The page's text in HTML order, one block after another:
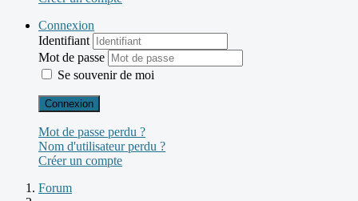
Connexion
Identifiant
Mot de passe
Se souvenir de moi
Connexion
Mot de passe perdu ?
Nom d'utilisateur perdu ?
Créer un compte
Forum